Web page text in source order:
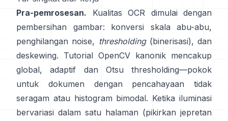
Pra-pemrosesan. Kualitas OCR dimulai dengan
pembersihan gambar: konversi skala abu-abu,
penghilangan noise, thresholding(binerisasi), dan
deskewing. Tutorial OpenCV kanonik mencakup
global,
adaptif dan Otsu
thresholding—pokok
untuk dokumen dengan pencahayaan tidak
seragam atau histogram bimodal. Ketika iluminasi
bervariasi dalam satu halaman (pikirkan jepretan